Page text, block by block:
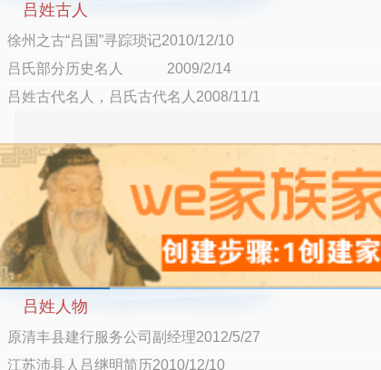
吕姓古人
徐州之古“吕国”寻踪琐记2010/12/10
吕氏部分历史名人 2009/2/14
吕姓古代名人，吕氏古代名人2008/11/1
吕姓人物
原清丰县建行服务公司副经理2012/5/27
江苏沛县人吕继明简历2010/12/10